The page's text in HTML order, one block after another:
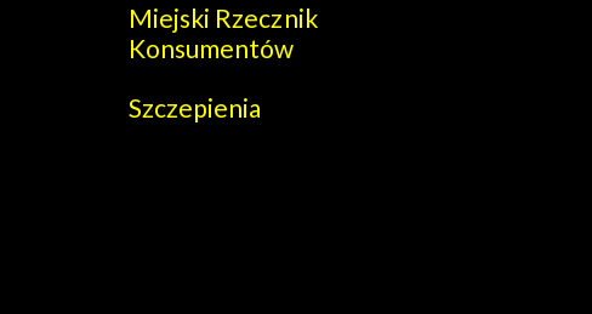
Miejski Rzecznik
Konsumentów
Szczepienia